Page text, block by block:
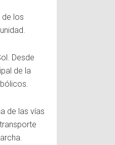
de los
Desde
de la
de las vías